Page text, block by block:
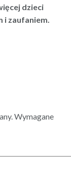
dzieci
i zaufaniem.
Wymagane